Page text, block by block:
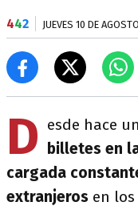
442 JUEVES 10 DE
D esde hace
billetes en
cargada
extranjeros en